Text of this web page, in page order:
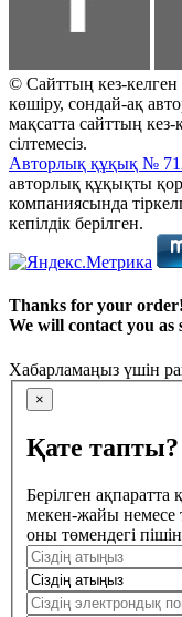
© Сайттың кез-
көшіру, сондай-ақ
мақсатта сайттың
сілтемесіз.
Авторлық құқық №
авторлық құқықты
компаниясында
кепілдік берілген.
Thanks for your order!
We will contact you as
Хабарламаңыз үшін
×
Қате тапты?
Берілген ақпаратта
мекен-жайы немесе
оны төмендегі